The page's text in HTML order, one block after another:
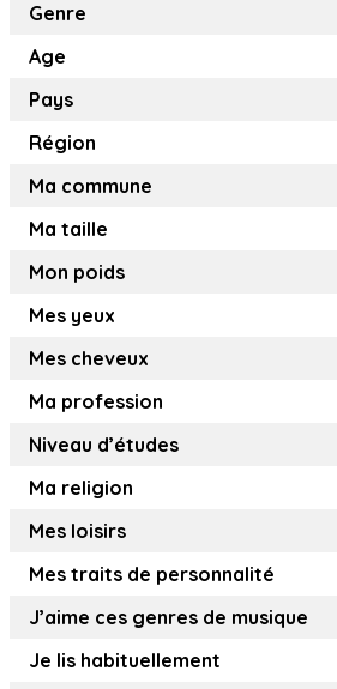
Genre
Age
Pays
Région
Ma commune
Ma taille
Mon poids
Mes yeux
Mes cheveux
Ma profession
Niveau d’études
Ma religion
Mes loisirs
Mes traits de personnalité
J’aime ces genres de musique
Je lis habituellement